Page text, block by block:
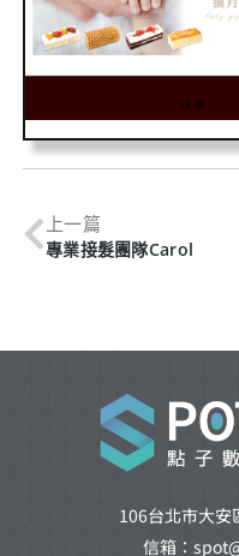
上一篇
專業接髮團隊Carol
106台北市大安
信箱：